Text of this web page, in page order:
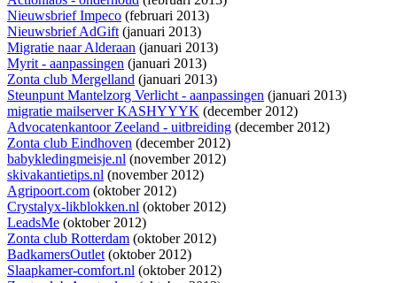
Nieuwsbrief Impeco (februari 2013)
Nieuwsbrief AdGift(januari 2013)
Migratie naar Alderaan (januari 2013)
Myrit - aanpassingen (januari 2013)
Zonta club Mergelland (januari 2013)
Steunpunt Mantelzorg Verlicht - aanpassingen (januari 2013)
migratie mailserver KASHYYYK (december 2012)
Advocatenkantoor Zeeland - uitbreiding (december 2012)
Zonta club Eindhoven (december 2012)
babykledingmeisje.nl (november 2012)
skivakantietips.nl (november 2012)
Agripoort.com (oktober 2012)
Crystalyx-likblokken.nl (oktober 2012)
LeadsMe (oktober 2012)
Zonta club Rotterdam (oktober 2012)
BadkamersOutlet(oktober 2012)
Slaapkamer-comfort.nl (oktober 2012)